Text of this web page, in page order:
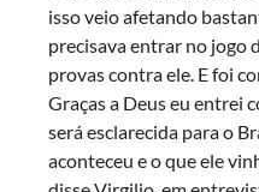
isso veio afetando
precisava entrar no jogo
provas contra ele. E foi
Graças a Deus eu entrei
será esclarecida para o
aconteceu e o que ele